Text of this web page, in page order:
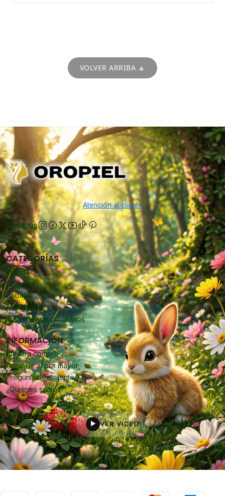
VOLVER ARRIBA 🔼
Atención al cliente
Síguenos
CATEGORÍAS
Facial
Corporal
Cabello
Accesorios
Buscador de productos
INFORMACIÓN
Primera compra
Comprar al por mayor
Preguntas frecuentes
¿Quiénes somos?
▶ VER VIDEO